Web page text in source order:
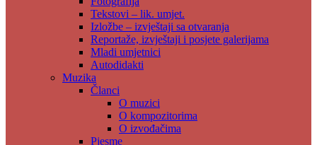
Tekstovi – lik. umjet.
Izložbe – izvještaji sa otvaranja
Reportaže, izvještaji i posjete galerijama
Mladi umjetnici
Autodidakti
Muzika
Članci
O muzici
O kompozitorima
O izvođačima
Pjesme